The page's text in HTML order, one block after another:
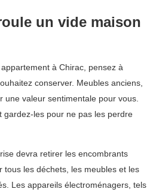
un vide maison
à Chirac, pensez à
conserver. Meubles anciens,
une valeur sentimentale pour vous.
gardez-les pour ne pas les perdre
devra retirer les encombrants
tous les déchets, les meubles et les
Les appareils électroménagers, tels